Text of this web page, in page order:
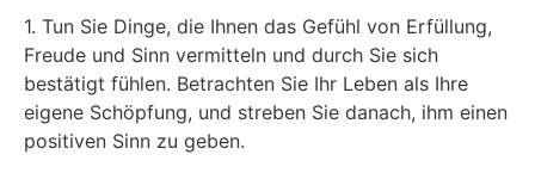
1. Tun Sie Dinge, die Ihnen das Gefühl von Erfüllung,
Freude und Sinn vermitteln und durch Sie sich
bestätigt fühlen. Betrachten Sie Ihr Leben als Ihre
eigene Schöpfung, und streben Sie danach, ihm einen
positiven Sinn zu geben.